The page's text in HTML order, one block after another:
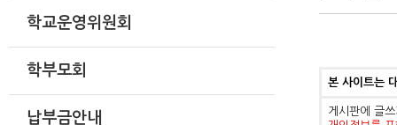
학교운영위원회
학부모회
납부금안내
본 사이트는
게시판에 글